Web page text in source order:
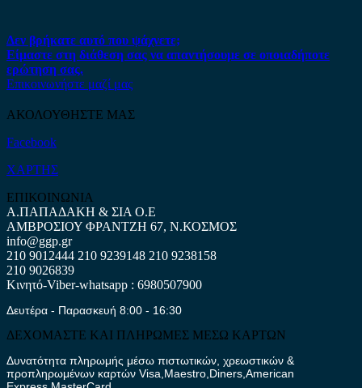
Δεν βρήκατε αυτό που ψάχνετε;
Είμαστε στη διάθεση σας να απαντήσουμε σε οποιαδήποτε
ερώτηση σας.
Επικοινωνήστε μαζί μας
ΑΚΟΛΟΥΘΗΣΤΕ ΜΑΣ
Facebook
ΧΑΡΤΗΣ
ΕΠΙΚΟΙΝΩΝΙΑ
Α.ΠΑΠΑΔΑΚΗ & ΣΙΑ Ο.Ε
ΑΜΒΡΟΣΙΟΥ ΦΡΑΝΤΖΗ 67, Ν.ΚΟΣΜΟΣ
info@ggp.gr
210 9012444 210 9239148 210 9238158
210 9026839
Κινητό-Viber-whatsapp : 6980507900
Δευτέρα - Παρασκευή 8:00 - 16:30
ΔΕΧΟΜΑΣΤΕ ΚΑΙ ΠΛΗΡΩΜΕΣ ΜΕΣΩ ΚΑΡΤΩΝ
Δυνατότητα πληρωμής μέσω πιστωτικών, χρεωστικών &
προπληρωμένων καρτών Visa,Maestro,Diners,American